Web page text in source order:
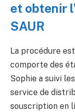
et obtenir
SAUR
La procédure
comporte des
Sophie a suivi
service de
souscription en